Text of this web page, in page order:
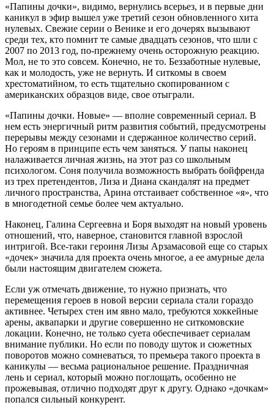
«Папины дочки», видимо, вернулись всерьез, и в первые дни
каникул в эфир вышел уже третий сезон обновленного хита
нулевых. Свежие серии о Венике и его дочерях вызывают
среди тех, кто помнит те самые двадцать сезонов, что шли с
2007 по 2013 год, по-прежнему очень осторожную реакцию.
Мол, не то это совсем. Конечно, не то. Беззаботные нулевые,
как и молодость, уже не вернуть. И ситкомы в своем
хрестоматийном, то есть тщательно скопированном с
американских образцов виде, свое отыграли.
«Папины дочки. Новые» — вполне современный сериал. В
нем есть энергичный ритм развития событий, предусмотрены
перерывы между сезонами и сдержанное количество серий.
Но героям в принципе есть чем заняться. У папы наконец
налаживается личная жизнь, на этот раз со школьным
психологом. Соня получила возможность выбрать бойфренда
из трех претендентов, Лиза и Диана скандалят на предмет
личного пространства, Арина отстаивает собственное «я», что
в многодетной семье более чем актуально.
Наконец, Галина Сергеевна и Боря выходят на новый уровень
отношений, что, наверное, становится главной взрослой
интригой. Все-таки героиня Лизы Арзамасовой еще со старых
«дочек» значила для проекта очень многое, а ее амурные дела
были настоящим двигателем сюжета.
Если уж отмечать движение, то нужно признать, что
перемещения героев в новой версии сериала стали гораздо
активнее. Четырех стен им явно мало, требуются хоккейные
арены, аквапарки и другие совершенно не ситкомовские
локации. Конечно, не только суета обеспечивает сериалам
внимание публики. Но если по поводу шуток и сюжетных
поворотов можно сомневаться, то премьера такого проекта в
каникулы — весьма рациональное решение. Праздничная
лень и сериал, который можно поглощать, особенно не
прожевывая, отлично подходят друг к другу. Однако «дочкам»
попался сильный конкурент.